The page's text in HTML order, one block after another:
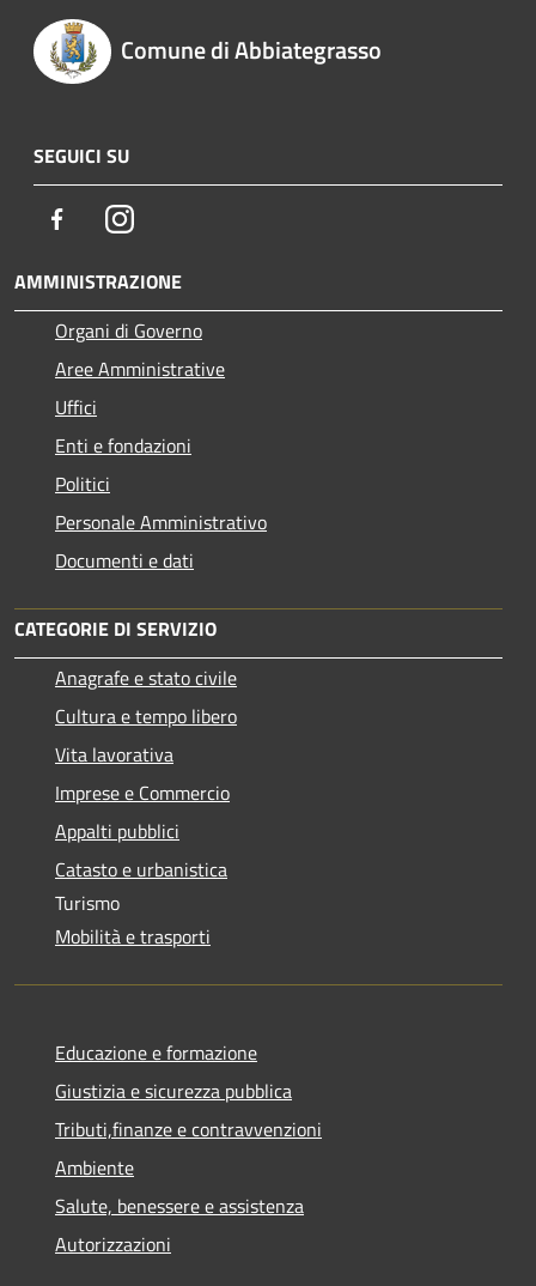
Comune di Abbiategrasso
SEGUICI SU
FacebookInstagram
AMMINISTRAZIONE
Organi di Governo
Aree Amministrative
Uffici
Enti e fondazioni
Politici
Personale Amministrativo
Documenti e dati
CATEGORIE DI SERVIZIO
Anagrafe e stato civile
Cultura e tempo libero
Vita lavorativa
Imprese e Commercio
Appalti pubblici
Catasto e urbanistica
Turismo
Mobilità e trasporti
Educazione e formazione
Giustizia e sicurezza pubblica
Tributi,finanze e contravvenzioni
Ambiente
Salute, benessere e assistenza
Autorizzazioni